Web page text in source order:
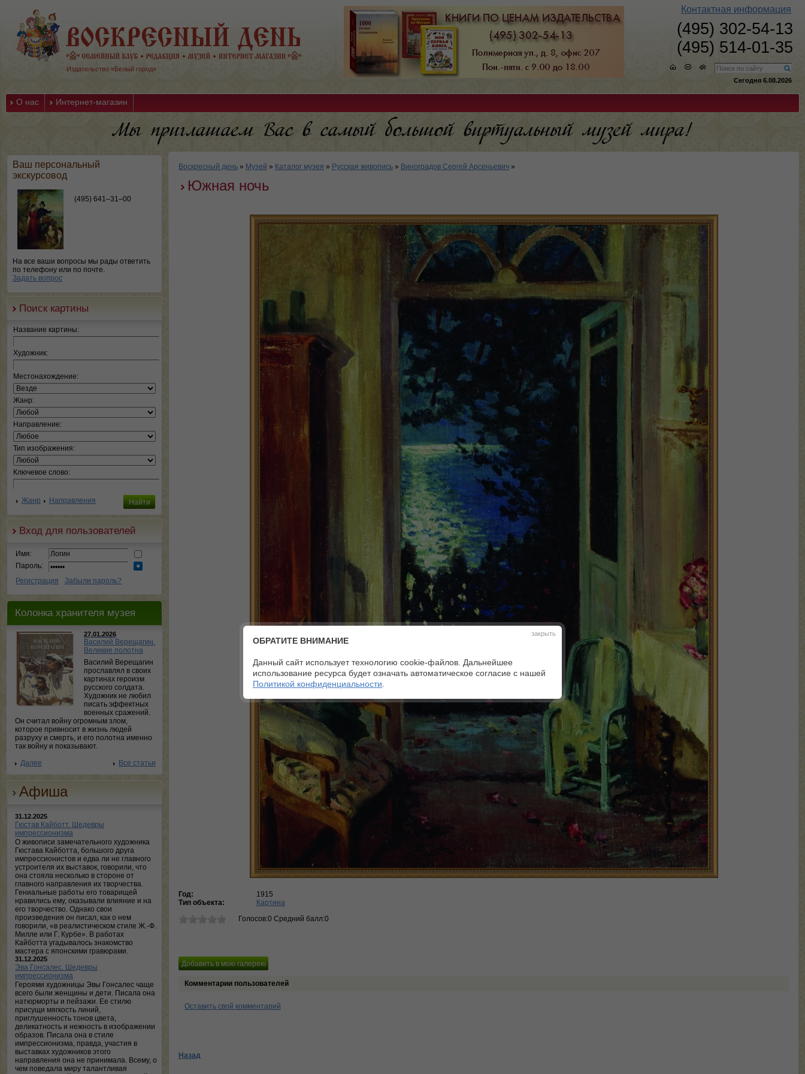
Издательство «Белый город»
Контактная информация
(495) 302-54-13
(495) 514-01-35
Сегодня 6.08.2026
О нас Интернет-магазин
Ваш персональный
экскурсовод
(495) 641–31–00
На все ваши вопросы мы рады ответить
по телефону или по почте.
Задать вопрос
Поиск картины
Название картины:
Художник:
Местонахождение:
Жанр:
Направление:
Тип изображения:
Ключевое слово:
Жанр Направления
Вход для пользователей
Имя:
Пароль:
Регистрация
Забыли пароль?
Колонка хранителя музея
27.01.2026
Василий Верещагин.
Великие полотна
Василий Верещагин
прославлял в своих
картинах героизм
русского солдата.
Художник не любил
писать эффектных
военных сражений.
Он считал войну огромным злом,
которое привносит в жизнь людей
разруху и смерть, и его полотна именно
так войну и показывают.
Далее
Все статьи
Афиша
31.12.2025
Гюстав Кайботт. Шедевры
импрессионизма
О живописи замечательного художника
Гюстава Кайботта, большого друга
импрессионистов и едва ли не главного
устроителя их выставок, говорили, что
она стояла несколько в стороне от
главного направления их творчества.
Гениальные работы его товарищей
нравились ему, оказывали влияние и на
его творчество. Однако свои
произведения он писал, как о нем
говорили, «в реалистическом стиле Ж.-Ф.
Милле или Г. Курбе». В работах
Кайботта угадывалось знакомство
мастера с японскими гравюрами.
31.12.2025
Эва Гонсалес. Шедевры
импрессионизма
Героями художницы Эвы Гонсалес чаще
всего были женщины и дети. Писала она
натюрморты и пейзажи. Ее стилю
присущи мягкость линий,
приглушенность тонов цвета,
деликатность и нежность в изображении
образов. Писала она в стиле
импрессионизма, правда, участия в
выставках художников этого
направления она не принимала. Всему, о
чем поведала миру талантливая
Воскресный день » Музей » Каталог музея » Русская живопись » Виноградов Сергей Арсеньевич »
Южная ночь
Год:
1915
Тип объекта:
Картина
Голосов:0 Средний балл:0
Комментарии пользователей
Оставить свой комментарий
Назад
закрыть
ОБРАТИТЕ ВНИМАНИЕ
Данный сайт использует технологию cookie-файлов. Дальнейшее
использование ресурса будет означать автоматическое согласие с нашей
Политикой конфиденциальности